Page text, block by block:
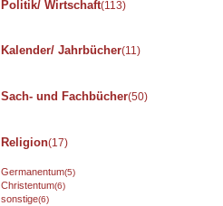
Politik/ Wirtschaft(113)
Kalender/ Jahrbücher(11)
Sach- und Fachbücher(50)
Religion(17)
Germanentum(5)
Christentum(6)
sonstige(6)